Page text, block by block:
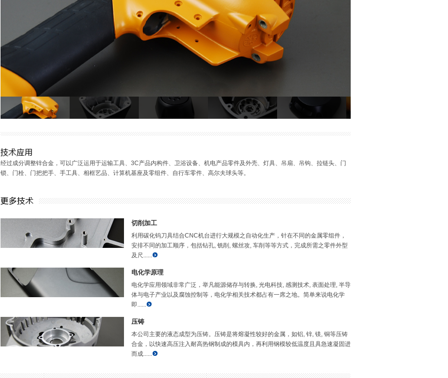
经过成分调整锌合金，可以广泛运用于运输工具、3C产品内构件、卫浴设备、机电产品零件及外壳、灯具、吊扇、吊钩、拉链头、门
锁、门栓、门把把手、手工具、相框艺品、计算机基座及零组件、自行车零件、高尔夫球头等。
切削加工
利用碳化钨刀具结合CNC机台进行大规模之自动化生产，针在不同的金属零组件，
安排不同的加工顺序，包括钻孔, 铣削, 螺丝攻, 车削等等方式，完成所需之零件外型
及尺......
电化学原理
电化学应用领域非常广泛，举凡能源储存与转换, 光电科技, 感测技术, 表面处理, 半导
体与电子产业以及腐蚀控制等，电化学相关技术都占有一席之地。简单来说电化学
即......
压铸
本公司主要的液态成型为压铸。压铸是将熔凝性较好的金属，如铝, 锌, 镁, 铜等压铸
合金，以快速高压注入耐高热钢制成的模具内，再利用钢模较低温度且具急速凝固进
而成......